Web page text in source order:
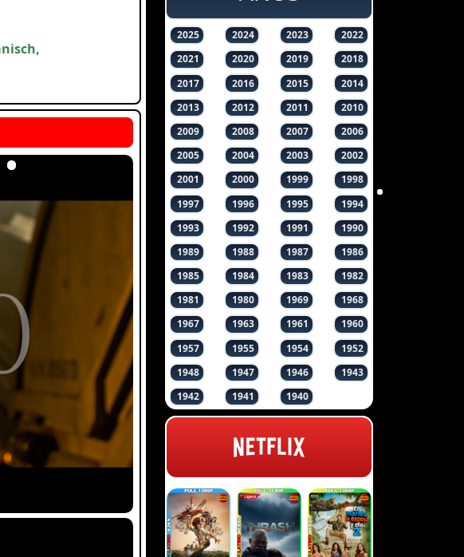
2025 2024 2023
2022
2021
2020 2019
2018
2017
2016 2015
2014
2013
2012 2011
2010
2009
2008 2007
2006
2005
2004 2003
2002
2001
2000 1999
1998
1997
1996 1995
1994
1993
1992 1991
1990
1989
1988 1987
1986
1985
1984 1983
1982
1981
1980 1969
1968
1967
1963 1961
1960
1957
1955 1954
1952
1948
1947 1946
1943
1942
1941 1940